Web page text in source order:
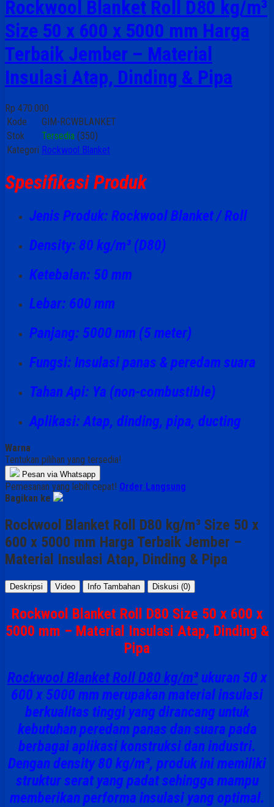
Rockwool Blanket Roll D80 kg/m³
Size 50 x 600 x 5000 mm Harga
Terbaik Jember – Material
Insulasi Atap, Dinding & Pipa
Rp 470.000
Kode
GIM-RCWBLANKET
Stok
Tersedia (350)
Kategori Rockwool Blanket
Spesifikasi Produk
Jenis Produk: Rockwool Blanket / Roll
Density: 80 kg/m³ (D80)
Ketebalan: 50 mm
Lebar: 600 mm
Panjang: 5000 mm (5 meter)
Fungsi: Insulasi panas & peredam suara
Tahan Api: Ya (non-combustible)
Aplikasi: Atap, dinding, pipa, ducting
Warna
Tentukan pilihan yang tersedia!
Pesan via Whatsapp
Pemesanan yang lebih cepat! Order Langsung
Bagikan ke
Rockwool Blanket Roll D80 kg/m³ Size 50 x
600 x 5000 mm Harga Terbaik Jember –
Material Insulasi Atap, Dinding & Pipa
Deskripsi Video Info Tambahan Diskusi (0)
Rockwool Blanket Roll D80 Size 50 x 600 x
5000 mm – Material Insulasi Atap, Dinding &
Pipa
Rockwool Blanket Roll D80 kg/m³ukuran 50 x
600 x 5000 mm merupakan material insulasi
berkualitas tinggi yang dirancang untuk
kebutuhanperedam panas dan suara pada
berbagai aplikasi konstruksi dan industri.
Dengan density 80 kg/m³, produk ini memiliki
struktur serat yang padat sehingga mampu
memberikan performa insulasi yang optimal.